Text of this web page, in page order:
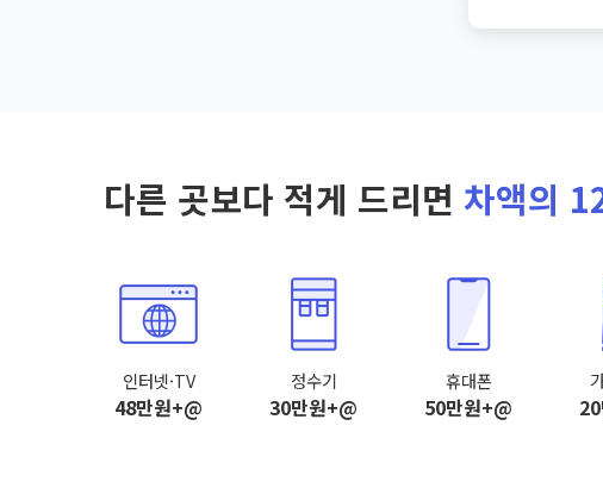
다른 곳보다 적게 드리면 차액의
인터넷·TV
48만원+@
정수기
30만원+@
휴대폰
50만원+@